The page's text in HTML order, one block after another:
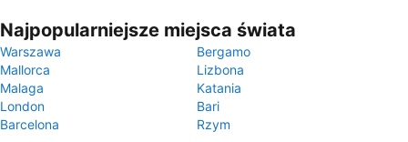
Najpopularniejsze miejsca świata
Warszawa
Bergamo
Mallorca
Lizbona
Malaga
Katania
London
Bari
Barcelona
Rzym